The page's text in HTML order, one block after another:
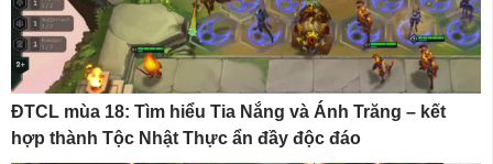
ĐTCL mùa 18: Tìm hiểu Tia Nắng và Ánh Trăng – kết
hợp thành Tộc Nhật Thực ẩn đầy độc đáo